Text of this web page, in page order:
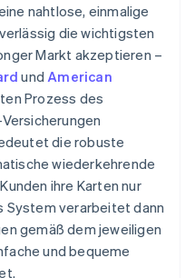
nahtlose, einmalige
die wichtigsten
Markt akzeptieren –
und American
Prozess des
die robuste
wiederkehrende
ihre Karten nur
System verarbeitet dann
gemäß dem jeweiligen
und bequeme